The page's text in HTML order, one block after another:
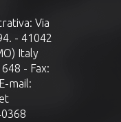
Via
- 41042
Italy
- Fax:
mail: